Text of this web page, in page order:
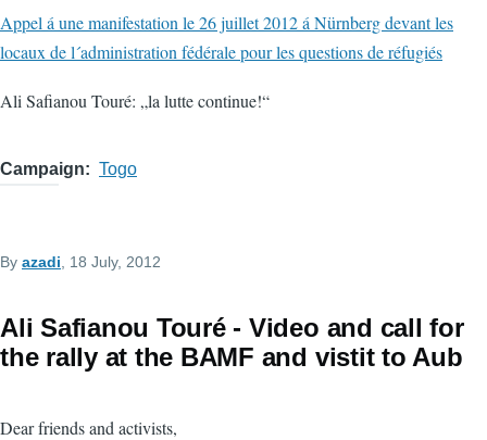
Appel á une manifestation le 26 juillet 2012 á Nürnberg devant les
locaux de l´administration fédérale pour les questions de réfugiés
Ali Safianou Touré: „la lutte continue!“
Campaign Togo
By azadi , 18 July, 2012
Ali Safianou Touré - Video and call for
the rally at the BAMF and vistit to Aub
Dear friends and activists,